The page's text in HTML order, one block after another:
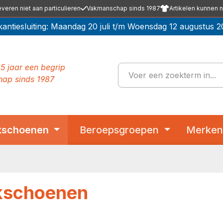
niet aan particulieren Vakmanschap sinds 1987 Artikelen kunnen
Maandag 20 juli t/m Woensdag 12 augustus
jaar een begrip
sinds 1987
Beroepsgroepen Merken